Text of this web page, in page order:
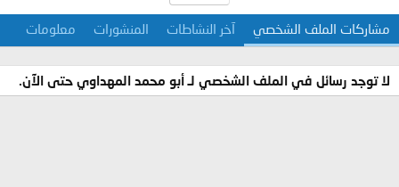
مشاركات الملف الشخصي آخر النشاطات المنشورات معلومات
لا توجد رسائل في الملف الشخصي لـ أبو محمد المهداوي حتى الآن.